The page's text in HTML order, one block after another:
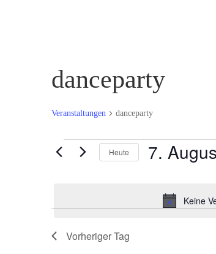
danceparty
Veranstaltungen danceparty
Veranstaltungen
für
2025
Keine
Heute 7.
Vorheriger Tag